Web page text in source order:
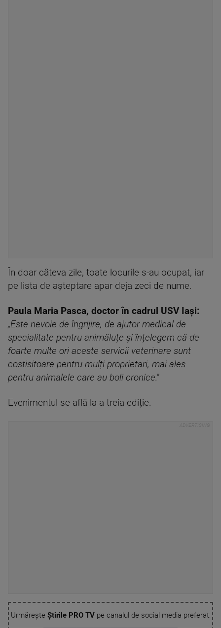
În doar câteva zile, toate locurile s-au ocupat, iar
pe lista de așteptare apar deja zeci de nume.
Paula Maria Pasca, doctor în cadrul USV Iași:
„Este nevoie de îngrijire, de ajutor medical de
specialitate pentru animăluțe și înțelegem că de
foarte multe ori aceste servicii veterinare sunt
costisitoare pentru mulți proprietari, mai ales
pentru animalele care au boli cronice."
Evenimentul se află la a treia ediție.
Urmărește Știrile PRO TVpe canalul de social media preferat: